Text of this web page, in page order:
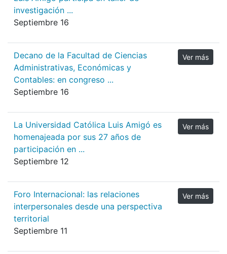
investigación ...
Septiembre 16
Decano de la Facultad de Ciencias
Administrativas, Económicas y
Contables: en congreso ...
Septiembre 16
Ver más
La Universidad Católica Luis Amigó es
homenajeada por sus 27 años de
participación en ...
Septiembre 12
Ver más
Foro Internacional: las relaciones
interpersonales desde una perspectiva
territorial
Septiembre 11
Ver más